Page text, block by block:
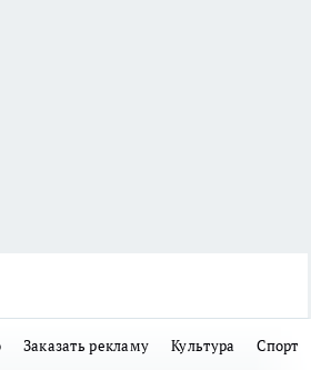
Заказать рекламу Культура Спорт